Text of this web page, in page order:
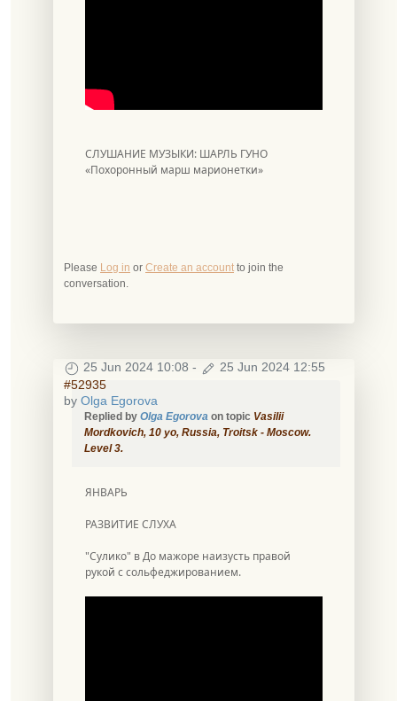
СЛУШАНИЕ МУЗЫКИ: ШАРЛЬ ГУНО
«Похоронный марш марионетки»
Please Log in or Create an account to join the
conversation.
25 Jun 2024 10:08 -
25 Jun 2024 12:55
#52935
by Olga Egorova
Replied by Olga Egorova on topic Vasilii
Mordkovich, 10 уо, Russia, Troitsk - Moscow.
Level 3.
ЯНВАРЬ
РАЗВИТИЕ СЛУХА
"Сулико" в До мажоре наизусть правой
рукой с сольфеджированием.